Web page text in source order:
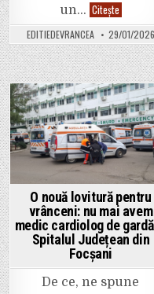
un… CiteșteUnii
șoferi
fac
raliuri
pe
drumul
de
la
Focșani
spre
Suraia.
foarte
multe
EDITIEDEVRANCEA 29/01/2026
Posted
in
O nouă lovitură pentru
vrânceni: nu mai avem
medic cardiolog de
Spitalul Județean din
Focșani
De ce, ne spune